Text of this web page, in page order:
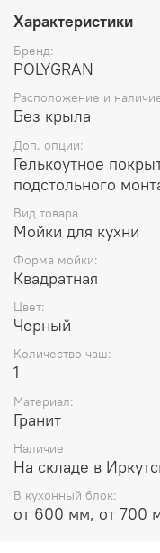
Характеристики
Бренд:
POLYGRAN
Расположение и
Без крыла
Доп. опции:
Гелькоутное покрытие,
подстольного
Вид товара
Мойки для кухни
Форма мойки:
Квадратная
Цвет:
Черный
Количество чаш:
1
Материал:
Гранит
Наличие
На складе в
В кухонный блок: